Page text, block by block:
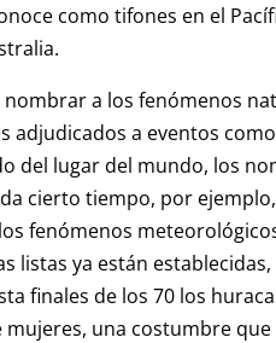
como tifones en el
nombrar a los fenómenos
adjudicados a eventos
del lugar del mundo, los
cierto tiempo, por
fenómenos
listas ya están
finales de los 70 los
una costumbre que